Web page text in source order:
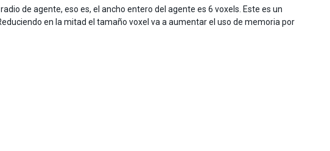
de agente, eso es, el ancho entero del agente es 6 voxels. Este es un
en la mitad el tamaño voxel va a aumentar el uso de memoria por